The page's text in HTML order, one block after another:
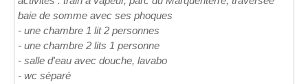
baie de somme avec ses phoques
- une chambre 1 lit 2 personnes
- une chambre 2 lits 1 personne
- salle d'eau avec douche, lavabo
- wc séparé